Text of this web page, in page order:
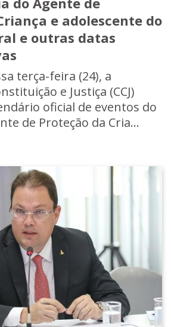
e adolescente do
e outras datas
terça-feira (24), a
e Justiça (CCJ)
oficial de eventos do
de Proteção da Cria...